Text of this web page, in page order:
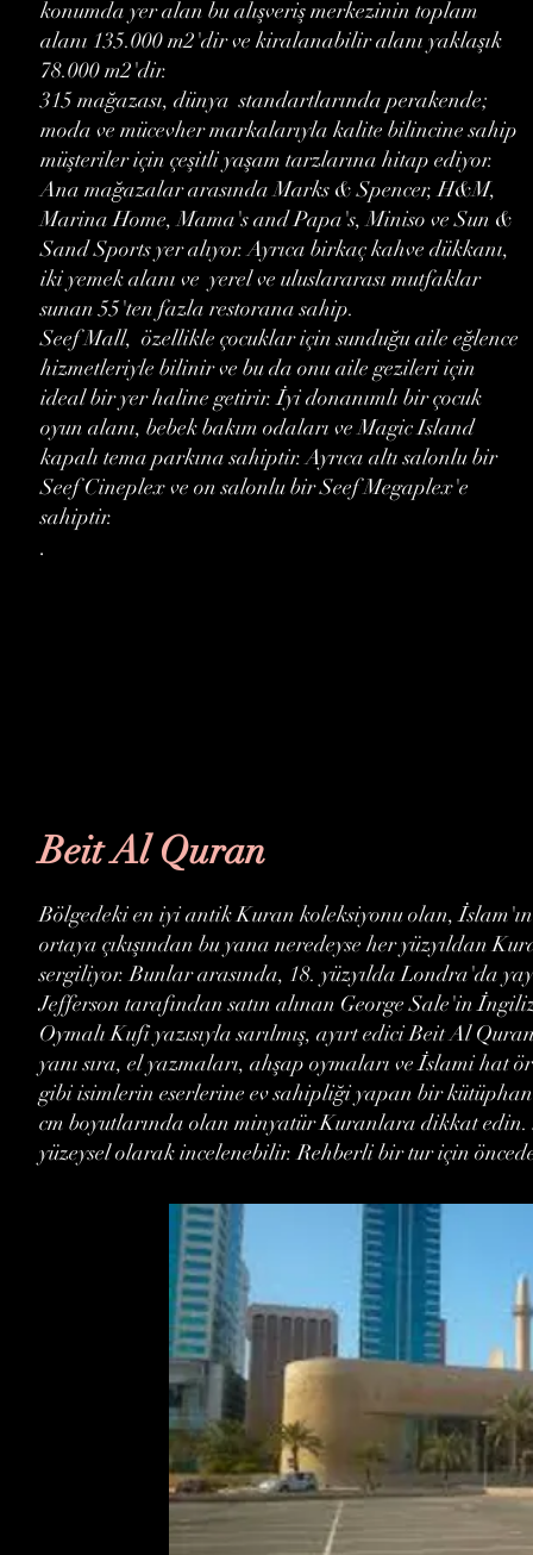
konumda yer alan bu alışveriş merkezinin toplam
alanı 135.000 m2'dir ve kiralanabilir alanı yaklaşık
78.000 m2'dir.
315 mağazası, dünya standartlarında perakende;
moda ve mücevher markalarıyla kalite bilincine sahip
müşteriler için çeşitli yaşam tarzlarına hitap ediyor.
Ana mağazalar arasında Marks & Spencer, H&M,
Marina Home, Mama's and Papa's, Miniso ve Sun &
Sand Sports yer alıyor. Ayrıca birkaç kahve dükkanı,
iki yemek alanı ve yerel ve uluslararası mutfaklar
sunan 55'ten fazla restorana sahip.
Seef Mall, özellikle çocuklar için sunduğu aile eğlence
hizmetleriyle bilinir ve bu da onu aile gezileri için
ideal bir yer haline getirir. İyi donanımlı bir çocuk
oyun alanı, bebek bakım odaları ve Magic Island
kapalı tema parkına sahiptir. Ayrıca altı salonlu bir
Seef Cineplex ve on salonlu bir Seef Megaplex'e
sahiptir.
.
Beit Al Quran
Bölgedeki en iyi antik Kuran koleksiyonu olan,
ortaya çıkışından bu yana neredeyse her yüzyıldan
sergiliyor. Bunlar arasında, 18. yüzyılda Londra'da
Jefferson tarafından satın alınan George Sale'in
Oymalı Kufi yazısıyla sarılmış, ayırt edici Beit Al
yanı sıra, el yazmaları, ahşap oymaları ve İslami hat
gibi isimlerin eserlerine ev sahipliği yapan bir
cm boyutlarında olan minyatür Kuranlara dikkat
yüzeysel olarak incelenebilir. Rehberli bir tur için